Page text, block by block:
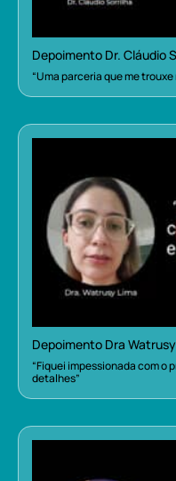
Depoimento Dr. Cláudio
“Uma parceria que me
Depoimento Dra
“Fiquei impessionada com o
detalhes”